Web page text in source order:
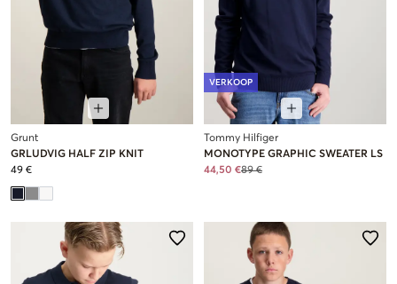
Grunt
GRLUDVIG HALF ZIP KNIT
49 €
VERKOOP
Tommy Hilfiger
MONOTYPE GRAPHIC SWEATER LS
44,50 €89 €